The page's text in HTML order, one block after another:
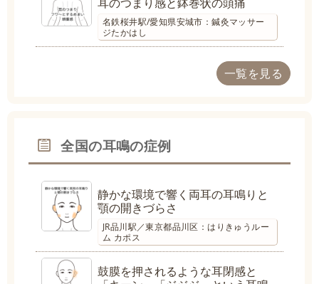
名鉄桜井駅/愛知県安城市：鍼灸マッサー
ジたかはし
一覧を見る
全国の耳鳴の症例
静かな環境で響く両耳の耳鳴りと
顎の開きづらさ
JR品川駅／東京都品川区：はりきゅうルー
ム カポス
鼓膜を押されるような耳閉感と